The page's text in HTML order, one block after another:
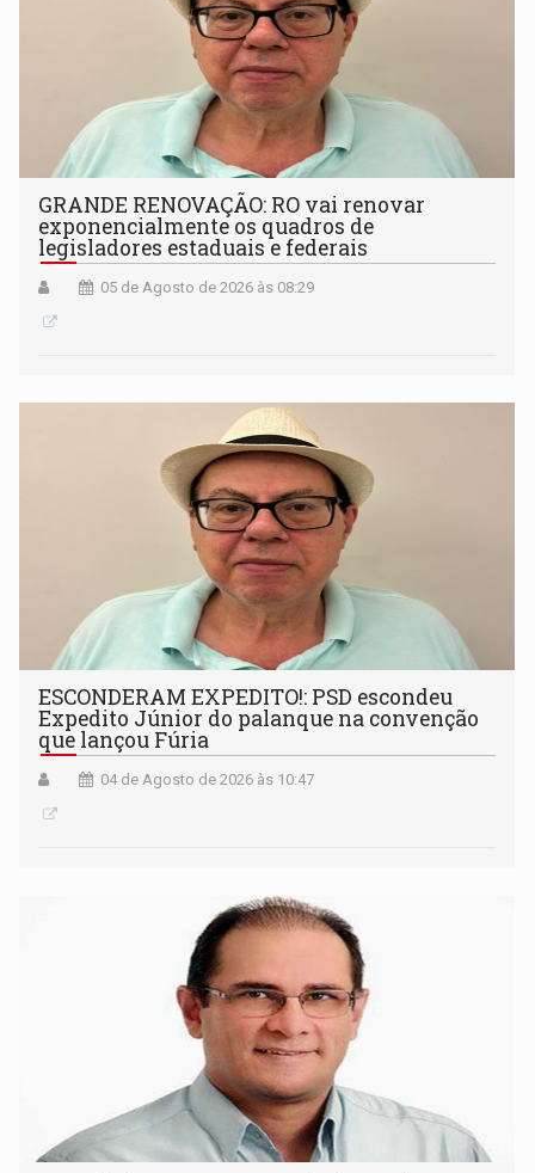
GRANDE RENOVAÇÃO: RO vai renovar
exponencialmente os quadros de
legisladores estaduais e federais
05 de Agosto de 2026 às 08:29
ESCONDERAM EXPEDITO!: PSD escondeu
Expedito Júnior do palanque na convenção
que lançou Fúria
04 de Agosto de 2026 às 10:47